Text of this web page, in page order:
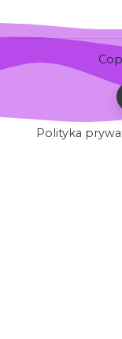
Polityka